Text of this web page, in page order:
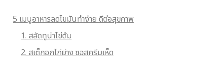
5 เมนูอาหารลดไขมันทำง่าย ดีต่อสุขภาพ
1. สลัดทูน่าไข่ต้ม
2. สเต็กอกไก่ย่าง ซอสครีมเห็ด